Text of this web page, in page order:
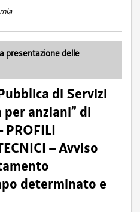
presentazione delle
di Servizi
per anziani” di
– Avviso
determinato e